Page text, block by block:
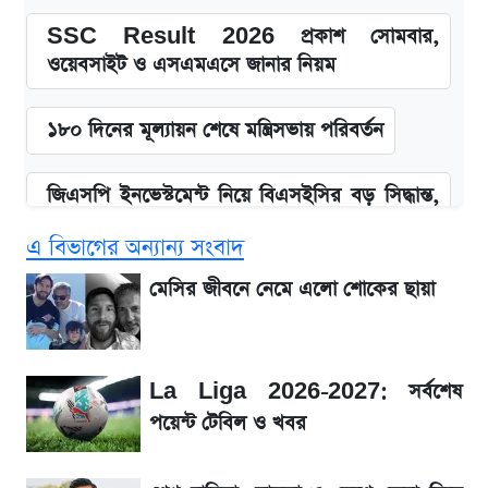
SSC Result 2026 প্রকাশ সোমবার,
ওয়েবসাইট ও এসএমএসে জানার নিয়ম
১৮০ দিনের মূল্যায়ন শেষে মন্ত্রিসভায় পরিবর্তন
জিএসপি ইনভেস্টমেন্ট নিয়ে বিএসইসির বড় সিদ্ধান্ত,
উত্থান-পতনের দোলাচলে শেয়ারবাজার, লেনদেনের
শীর্ষে যে ১০ কোম্পানি
আগে দেখে নিন, আজকের সোনার নতুন দাম
SSC Result প্রকাশ ১০টায়, নতুন এসএমএস
নম্বরসহ জানুন যেভাবে
এ বিভাগের অন্যান্য সংবাদ
মেসির জীবনে নেমে এলো শোকের ছায়া
La Liga 2026-2027: সর্বশেষ
পয়েন্ট টেবিল ও খবর